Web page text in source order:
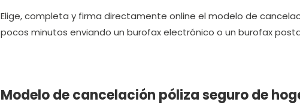
Elige, completa y firma directamente online el modelo de
pocos minutos enviando un burofax electrónico o un burofax
Modelo de cancelación póliza seguro de